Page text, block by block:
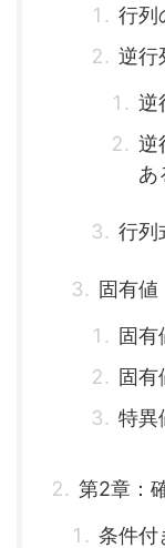
行列
逆行
逆
逆
あ
行列
固有値
固有
固有
特異
第2章：
条件付